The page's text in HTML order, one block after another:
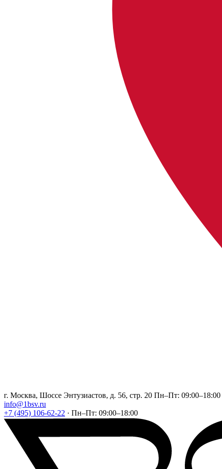
г. Москва, Шоссе Энтузиастов, д. 56, стр. 20 Пн–Пт: 09:00–18:00
info@1bsv.ru
+7 (495) 106-62-22 · Пн–Пт: 09:00–18:00